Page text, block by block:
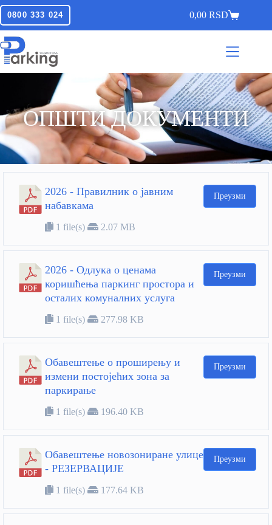
0800 333 024 0,00RSD
ОПШТИ ДОКУМЕНТИ
2026 - Правилник о јавним
набавкама
1 file(s) 2.07 MB
Преузми
2026 - Одлука о ценама
коришћења паркинг простора и
осталих комуналних услуга
1 file(s) 277.98 KB
Преузми
Обавештење о проширењу и
измени постојећих зона за
паркирање
1 file(s) 196.40 KB
Преузми
Обавештење новозониране улице
- РЕЗЕРВАЦИЈЕ
1 file(s) 177.64 KB
Преузми